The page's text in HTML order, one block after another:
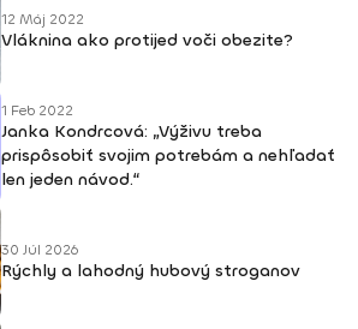
12 Máj 2022
Vláknina ako protijed voči obezite?
1 Feb 2022
Janka Kondrcová: „Výživu treba
prispôsobiť svojim potrebám a nehľadať
len jeden návod.“
30 Júl 2026
Rýchly a lahodný hubový stroganov